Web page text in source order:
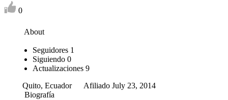
0
About
Seguidores 1
Siguiendo 0
Actualizaciones 9
Quito, Ecuador
Afiliado July 23, 2014
Biografía